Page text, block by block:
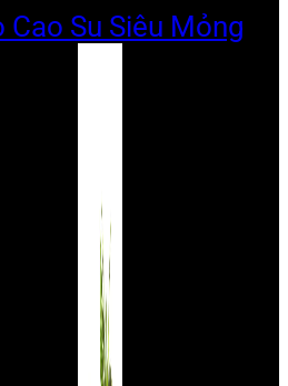
Cao Su Siêu Mỏng